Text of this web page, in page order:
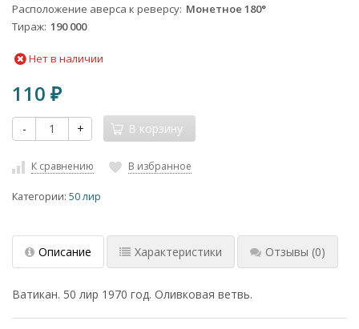
Расположение аверса к реверсу Монетное 180°
Тираж 190 000
Нет в наличии
110 ₽
- + В корзину
К сравнению В избранное
Категории: 50 лир
Описание Характеристики Отзывы (0)
Ватикан. 50 лир 1970 год. Оливковая ветвь.